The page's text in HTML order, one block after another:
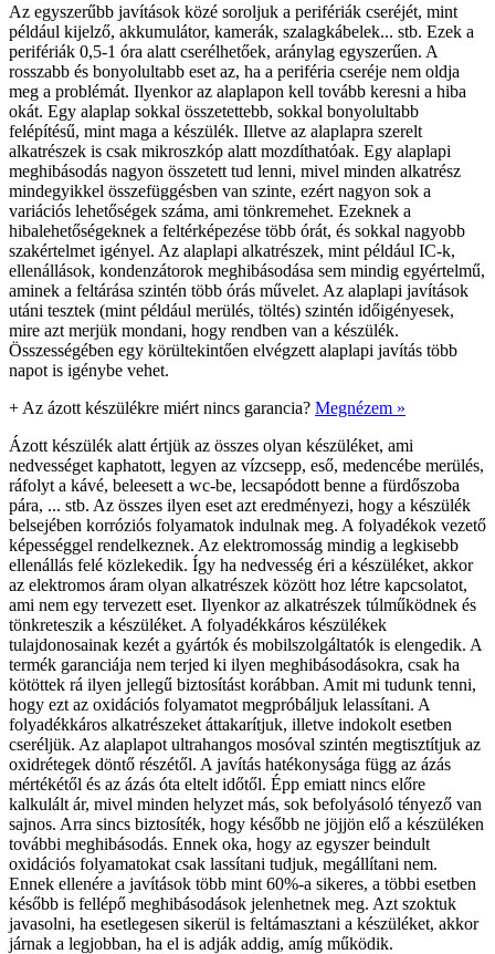
Az egyszerűbb javítások közé soroljuk a perifériák cseréjét, mint
például kijelző, akkumulátor, kamerák, szalagkábelek... stb. Ezek a
perifériák 0,5-1 óra alatt cserélhetőek, aránylag egyszerűen. A
rosszabb és bonyolultabb eset az, ha a periféria cseréje nem oldja
meg a problémát. Ilyenkor az alaplapon kell tovább keresni a hiba
okát. Egy alaplap sokkal összetettebb, sokkal bonyolultabb
felépítésű, mint maga a készülék. Illetve az alaplapra szerelt
alkatrészek is csak mikroszkóp alatt mozdíthatóak. Egy alaplapi
meghibásodás nagyon összetett tud lenni, mivel minden alkatrész
mindegyikkel összefüggésben van szinte, ezért nagyon sok a
variációs lehetőségek száma, ami tönkremehet. Ezeknek a
hibalehetőségeknek a feltérképezése több órát, és sokkal nagyobb
szakértelmet igényel. Az alaplapi alkatrészek, mint például IC-k,
ellenállások, kondenzátorok meghibásodása sem mindig egyértelmű,
aminek a feltárása szintén több órás művelet. Az alaplapi javítások
utáni tesztek (mint például merülés, töltés) szintén időigényesek,
mire azt merjük mondani, hogy rendben van a készülék.
Összességében egy körültekintően elvégzett alaplapi javítás több
napot is igénybe vehet.
+ Az ázott készülékre miért nincs garancia? Megnézem »
Ázott készülék alatt értjük az összes olyan készüléket, ami
nedvességet kaphatott, legyen az vízcsepp, eső, medencébe merülés,
ráfolyt a kávé, beleesett a wc-be, lecsapódott benne a fürdőszoba
pára, ... stb. Az összes ilyen eset azt eredményezi, hogy a készülék
belsejében korróziós folyamatok indulnak meg. A folyadékok vezető
képességgel rendelkeznek. Az elektromosság mindig a legkisebb
ellenállás felé közlekedik. Így ha nedvesség éri a készüléket, akkor
az elektromos áram olyan alkatrészek között hoz létre kapcsolatot,
ami nem egy tervezett eset. Ilyenkor az alkatrészek túlműködnek és
tönkreteszik a készüléket. A folyadékkáros készülékek
tulajdonosainak kezét a gyártók és mobilszolgáltatók is elengedik. A
termék garanciája nem terjed ki ilyen meghibásodásokra, csak ha
kötöttek rá ilyen jellegű biztosítást korábban. Amit mi tudunk tenni,
hogy ezt az oxidációs folyamatot megpróbáljuk lelassítani. A
folyadékkáros alkatrészeket áttakarítjuk, illetve indokolt esetben
cseréljük. Az alaplapot ultrahangos mosóval szintén megtisztítjuk az
oxidrétegek döntő részétől. A javítás hatékonysága függ az ázás
mértékétől és az ázás óta eltelt időtől. Épp emiatt nincs előre
kalkulált ár, mivel minden helyzet más, sok befolyásoló tényező van
sajnos. Arra sincs biztosíték, hogy később ne jöjjön elő a készüléken
további meghibásodás. Ennek oka, hogy az egyszer beindult
oxidációs folyamatokat csak lassítani tudjuk, megállítani nem.
Ennek ellenére a javítások több mint 60%-a sikeres, a többi esetben
később is fellépő meghibásodások jelenhetnek meg. Azt szoktuk
javasolni, ha esetlegesen sikerül is feltámasztani a készüléket, akkor
járnak a legjobban, ha el is adják addig, amíg működik.